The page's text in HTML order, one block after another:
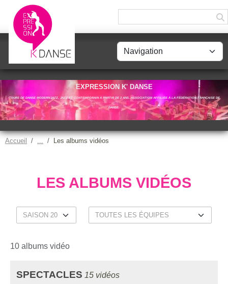
EXPRESSION K' DANSE
COURS DE DANSE MODERN'JAZZ, JAZZ ET CONTEMPORAIN À PARTIR DE 2 ANS. ASSOCIATION AFFILIÉE À LA FÉDÉRATION FRANÇAISE DE
DANSE.
Accueil Les albums vidéos
LES ALBUMS VIDÉOS
10 albums vidéo
SPECTACLES 15 vidéos
Panneau de gestion des cookies